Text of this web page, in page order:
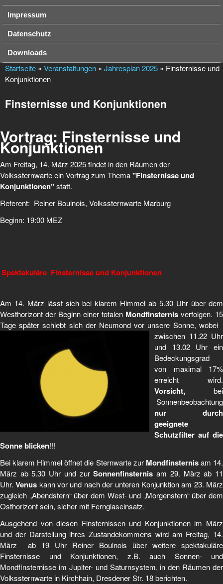
Impressum
Datenschutz
Downloads
Startseite » Veranstaltungen » Jahresplan 2025 » Finsternisse und
Konjunktionen
Finsternisse und Konjunktionen
Vortrag: Finsternisse und
Konjunktionen
Am Freitag, 14. März 2025 findet in den Räumen der
Volkssternwarte ein Vortrag zum Thema"Finsternisse und
Konjunktionen"statt.
Referent: Reiner Boulnois, Volkssternwarte Marburg
Beginn: 19:00 MEZ
Spektakuläre Finsternisse und Konjunktionen
Am 14. März lässt sich bei klarem Himmel ab 5.30 Uhr über dem
Westhorizont der Beginn einer totalen Mondfinsternis verfolgen. 15
Tage später schiebt sich der Neumond vor unsere Sonne, wobei
zwischen 11.22 Uhr
und 13.02 Uhr ein
Bedeckungsgrad
von maximal 17%
erreicht wird.
Vorsicht, bei
Sonnenbeobachtung
nur durch
geeignete
Schutzfilter auf die
Sonne blicken!!!
Bei klarem Himmel öffnet die Sternwarte zur Mondfinsternisam 14.
März ab 5.30 Uhr und zurSonnenfinsternis am 29. März ab 11
Uhr. Venus kann vor und nach der unteren Konjunktion am 23. März
zugleich „Abendstern“ über dem West- und „Morgenstern“ über dem
Osthorizont sein, sicher mit Fernglaseinsatz.
Ausgehend von diesen Finsternissen und Konjunktionen im März
und der Darstellung ihres Zustandekommens wird am Freitag, 14.
März ab 19 Uhr Reiner Boulnois über weitere spektakuläre
Finsternisse und Konjunktionen, z.B. auch Sonnen- und
Mondfinsternisse im Jupiter- und Saturnsystem, in den Räumen der
Volkssternwarte in Kirchhain, Dresdener Str. 18 berichten.